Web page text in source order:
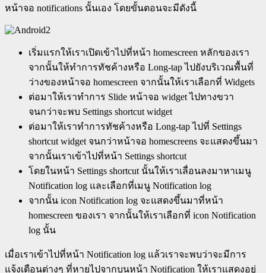
หน้าจอ notifications นั้นเอง โดยขั้นตอนจะมีดังนี้
เริ่มแรกให้เราเปิดเข้าไปที่หน้า homescreen หลักของเรา
จากนั้นให้ทำการทัชค้างหรือ Long-tap ไปยังบริเวณพื้นที่
ว่างของหน้าจอ homescreen จากนั้นให้เราเลือกที่ Widgets
ต่อมาให้เราทำการ Slide หน้าจอ widget ไปทางขวา
จนกว่าจะพบ Settings shortcut widget
ต่อมาให้เราทำการทัชค้างหรือ Long-tap ไปที่ Settings
shortcut widget จนกว่าหน้าจอ homescreens จะแสดงขึ้นมา
จากนั้นเราเข้าไปที่หน้า Settings shortcut
โดยในหน้า Settings shortcut นั้นให้เราเลื่อนลงมาหาเมนู
Notification log และเลือกที่เมนู Notification log
จากนั้น icon Notification log จะแสดงขึ้นมาที่หน้า
homescreen ของเรา จากนั้นให้เราเลือกที่ icon Notification
log นั้น
เมื่อเราเข้าไปที่หน้า Notification log แล้วเราจะพบว่าจะมีการ
แจ้งเตือนต่างๆ ที่หายไปจากบนหน้า Notification ให้เราแสดงอยู่